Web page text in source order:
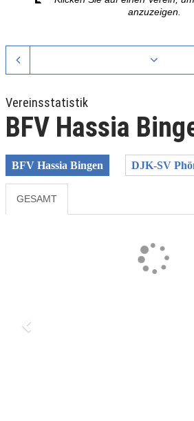
anzuzeigen.
Vereinsstatistik
BFV Hassia
BFV Hassia Bingen DJK-SV
GESAMT